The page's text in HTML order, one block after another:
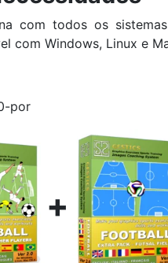
com todos os
com Windows, Linux e
por
+